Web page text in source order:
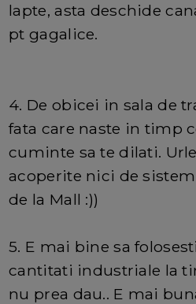
lapte, asta deschide
pt gagalice.
4. De obicei in sala de
fata care naste in timp
cuminte sa te dilati.
acoperite nici de
de la Mall :))
5. E mai bine sa
cantitati industriale la
nu prea dau.. E mai